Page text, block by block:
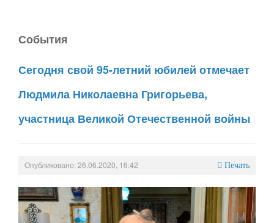
События
Сегодня свой 95-летний юбилей отмечает
Людмила Николаевна Григорьева,
участница Великой Отечественной войны
Опубликовано: 26.06.2020, 16:42 Печать